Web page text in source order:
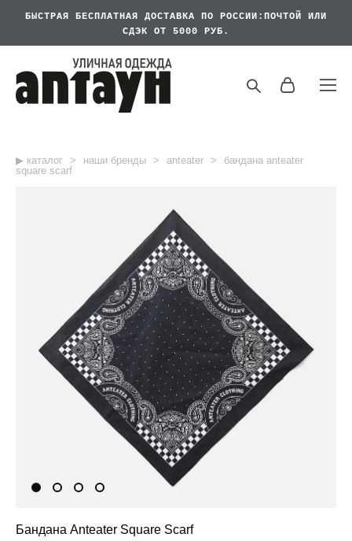
БЫСТРАЯ БЕСПЛАТНАЯ
ДОСТАВКА ПО РОССИИ:ПОЧТОЙ ИЛИ
СДЭК ОТ 5000 РУБ.
▶︎ каталог > наши бренды > anteater >
бандана anteater
square scarf
Бандана Anteater Square Scarf